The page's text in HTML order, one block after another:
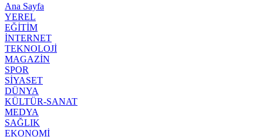
Ana Sayfa
YEREL
EĞİTİM
İNTERNET
TEKNOLOJİ
MAGAZİN
SPOR
SİYASET
DÜNYA
KÜLTÜR-SANAT
MEDYA
SAĞLIK
EKONOMİ